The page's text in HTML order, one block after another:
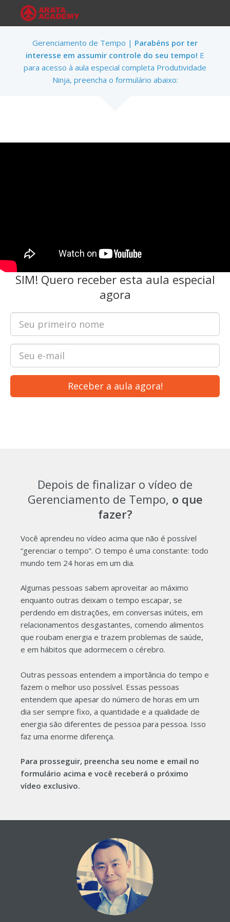
Gerenciamento de Tempo | Parabéns por ter
interesse em assumir controle do seu tempo! E
para acesso à aula especial completa Produtividade
Ninja, preencha o formulário abaixo:
SIM! Quero receber esta aula especial
agora
Receber a aula agora!
Depois de finalizar o vídeo de
Gerenciamento de Tempo, o que
fazer?
Você aprendeu no vídeo acima que não é possível
“gerenciar o tempo”. O tempo é uma constante: todo
mundo tem 24 horas em um dia.
Algumas pessoas sabem aproveitar ao máximo
enquanto outras deixam o tempo escapar, se
perdendo em distrações, em conversas inúteis, em
relacionamentos desgastantes, comendo alimentos
que roubam energia e trazem problemas de saúde,
e em hábitos que adormecem o cérebro.
Outras pessoas entendem a importância do tempo e
fazem o melhor uso possível. Essas pessoas
entendem que apesar do número de horas em um
dia ser sempre fixo, a quantidade e a qualidade de
energia são diferentes de pessoa para pessoa. Isso
faz uma enorme diferença.
Para prosseguir, preencha seu nome e email no
formulário acima e você receberá o próximo
vídeo exclusivo.